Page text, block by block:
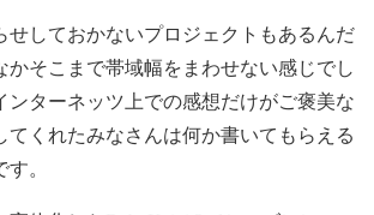
せしておかないプロジェクトもあるんだ
かそこまで帯域幅をまわせない感じでし
ンターネッツ上での感想だけがご褒美な
てくれたみなさんは何か書いてもらえる
。